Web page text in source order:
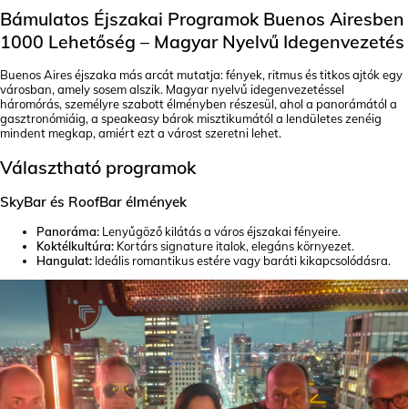
Bámulatos Éjszakai Programok Buenos Airesben
1000 Lehetőség – Magyar Nyelvű Idegenvezetés
Buenos Aires éjszaka más arcát mutatja: fények, ritmus és titkos ajtók egy
városban, amely sosem alszik. Magyar nyelvű idegenvezetéssel
háromórás, személyre szabott élményben részesül, ahol a panorámától a
gasztronómiáig, a speakeasy bárok misztikumától a lendületes zenéig
mindent megkap, amiért ezt a várost szeretni lehet.
Választható programok
SkyBar és RoofBar élmények
Panoráma: Lenyűgöző kilátás a város éjszakai fényeire.
Koktélkultúra: Kortárs signature italok, elegáns környezet.
Hangulat: Ideális romantikus estére vagy baráti kikapcsolódásra.